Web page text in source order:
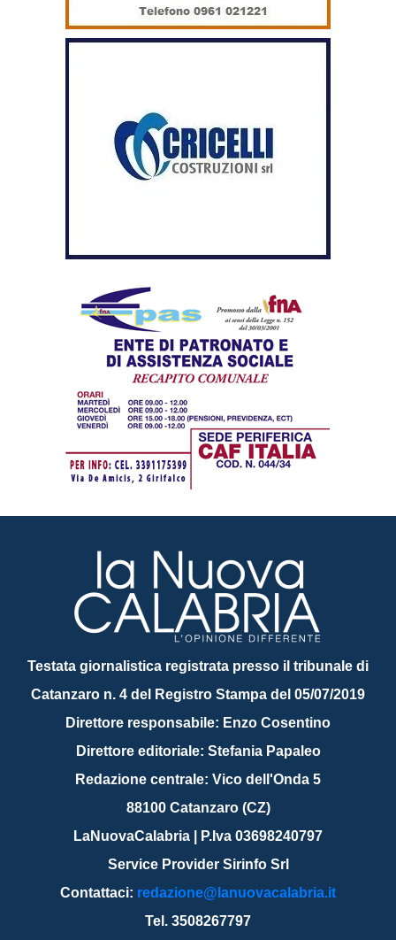
Testata giornalistica registrata presso il tribunale di
Catanzaro n. 4 del Registro Stampa del 05/07/2019
Direttore responsabile: Enzo Cosentino
Direttore editoriale: Stefania Papaleo
Redazione centrale: Vico dell'Onda 5
88100 Catanzaro (CZ)
LaNuovaCalabria | P.Iva 03698240797
Service Provider Sirinfo Srl
Contattaci: redazione@lanuovacalabria.it
Tel. 3508267797